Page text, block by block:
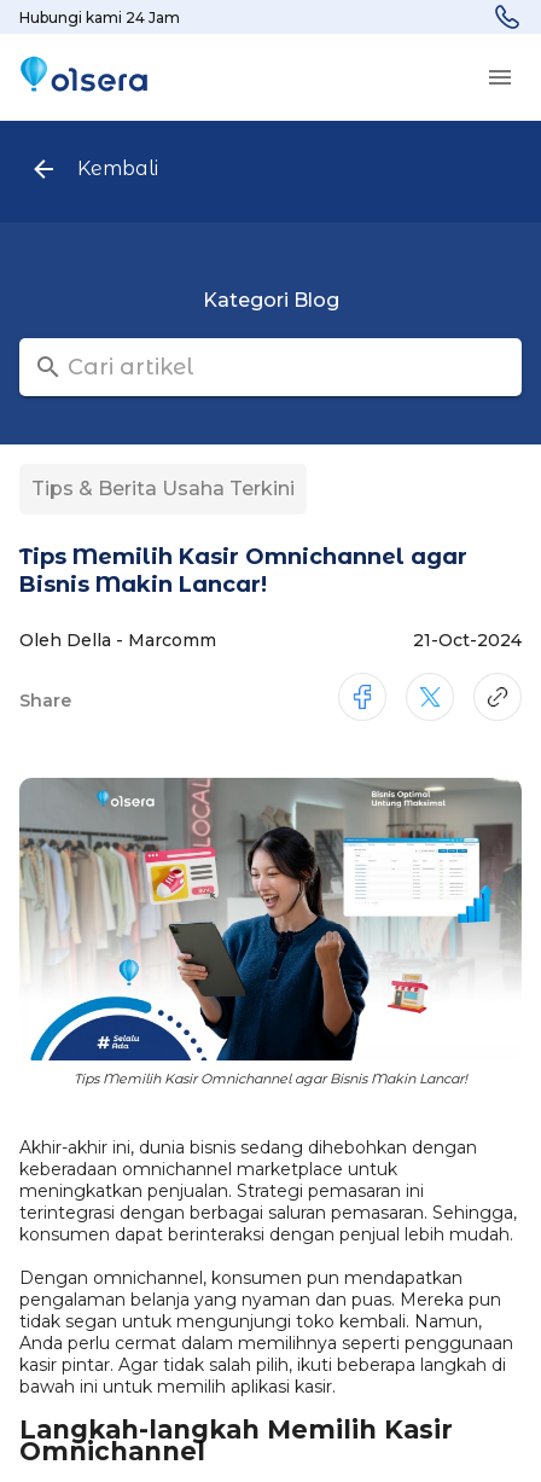
Hubungi kami 24 Jam
Kembali
Kategori Blog
Tips & Berita Usaha Terkini
Tips Memilih Kasir Omnichannel agar
Bisnis Makin Lancar!
Oleh Della - Marcomm 21-Oct-2024
Share
Tips Memilih Kasir Omnichannel agar Bisnis Makin Lancar!
Akhir-akhir ini, dunia bisnis sedang dihebohkan dengan
keberadaan omnichannel marketplace untuk
meningkatkan penjualan. Strategi pemasaran ini
terintegrasi dengan berbagai saluran pemasaran. Sehingga,
konsumen dapat berinteraksi dengan penjual lebih mudah.
Dengan omnichannel, konsumen pun mendapatkan
pengalaman belanja yang nyaman dan puas. Mereka pun
tidak segan untuk mengunjungi toko kembali. Namun,
Anda perlu cermat dalam memilihnya seperti penggunaan
kasir pintar. Agar tidak salah pilih, ikuti beberapa langkah di
bawah ini untuk memilih aplikasi kasir.
Langkah-langkah Memilih Kasir
Omnichannel